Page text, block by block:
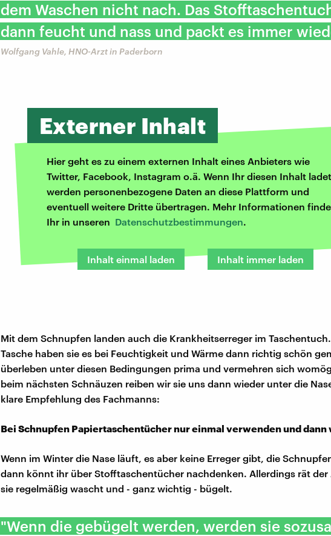
dem Waschen nicht nach. Das
dann feucht und nass und packt es immer
Wolfgang Vahle, HNO-Arzt in Paderborn
Externer Inhalt
Hier geht es zu einem externen Inhalt eines Anbieters wie
Twitter, Facebook, Instagram o.ä. Wenn Ihr diesen Inhalt
werden personenbezogene Daten an diese Plattform und
eventuell weitere Dritte übertragen. Mehr Informationen
Ihr in unseren Datenschutzbestimmungen.
Inhalt einmal laden Inhalt immer laden
Mit dem Schnupfen landen auch die Krankheitserreger im
Tasche haben sie es bei Feuchtigkeit und Wärme dann richtig schön
überleben unter diesen Bedingungen prima und vermehren sich
beim nächsten Schnäuzen reiben wir sie uns dann wieder unter die
klare Empfehlung des Fachmanns:
Bei Schnupfen Papiertaschentücher nur einmal verwenden und
Wenn im Winter die Nase läuft, es aber keine Erreger gibt, die
dann könnt ihr über Stofftaschentücher nachdenken. Allerdings rät der
sie regelmäßig wascht und - ganz wichtig - bügelt.
"Wenn die gebügelt werden, werden sie